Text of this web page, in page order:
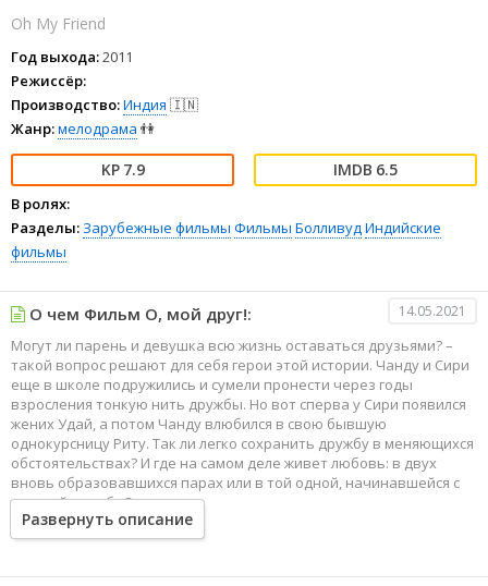
Oh My Friend
Год выхода:2011
Режиссёр:
Производство:Индия 🇮🇳
Жанр:мелодрама 👫
7.9 6.5
В ролях:
Разделы: Зарубежные фильмы Фильмы БолливудИндийские
фильмы
О чем Фильм О, мой друг!: 14.05.2021
Могут ли парень и девушка всю жизнь оставаться друзьями? –
такой вопрос решают для себя герои этой истории. Чанду и Сири
еще в школе подружились и сумели пронести через годы
взросления тонкую нить дружбы. Но вот сперва у Сири появился
жених Удай, а потом Чанду влюбился в свою бывшую
однокурсницу Риту. Так ли легко сохранить дружбу в меняющихся
обстоятельствах? И где на самом деле живет любовь: в двух
вновь образовавшихся парах или в той одной, начинавшейся с
детской дружбы?
Развернуть описание